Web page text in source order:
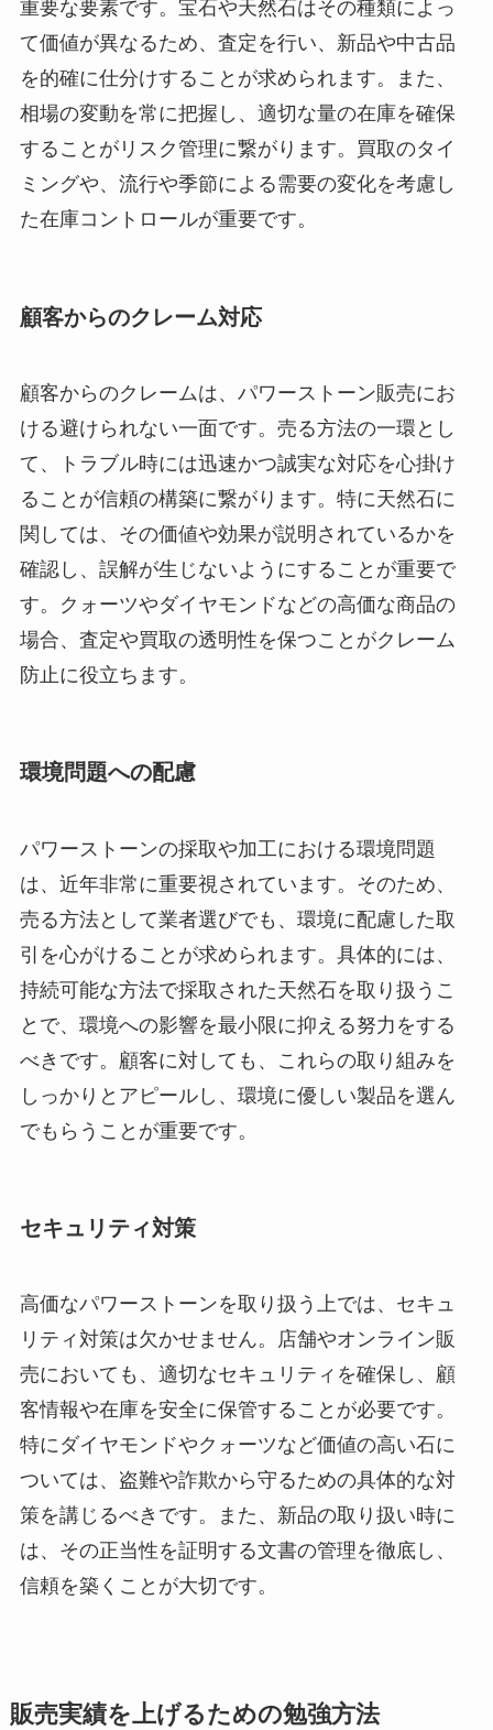
重要な要素です。宝石や天然石はその種類によっ
て価値が異なるため、査定を行い、新品や中古品
を的確に仕分けすることが求められます。また、
相場の変動を常に把握し、適切な量の在庫を確保
することがリスク管理に繋がります。買取のタイ
ミングや、流行や季節による需要の変化を考慮し
た在庫コントロールが重要です。
顧客からのクレーム対応
顧客からのクレームは、パワーストーン販売にお
ける避けられない一面です。売る方法の一環とし
て、トラブル時には迅速かつ誠実な対応を心掛け
ることが信頼の構築に繋がります。特に天然石に
関しては、その価値や効果が説明されているかを
確認し、誤解が生じないようにすることが重要で
す。クォーツやダイヤモンドなどの高価な商品の
場合、査定や買取の透明性を保つことがクレーム
防止に役立ちます。
環境問題への配慮
パワーストーンの採取や加工における環境問題
は、近年非常に重要視されています。そのため、
売る方法として業者選びでも、環境に配慮した取
引を心がけることが求められます。具体的には、
持続可能な方法で採取された天然石を取り扱うこ
とで、環境への影響を最小限に抑える努力をする
べきです。顧客に対しても、これらの取り組みを
しっかりとアピールし、環境に優しい製品を選ん
でもらうことが重要です。
セキュリティ対策
高価なパワーストーンを取り扱う上では、セキュ
リティ対策は欠かせません。店舗やオンライン販
売においても、適切なセキュリティを確保し、顧
客情報や在庫を安全に保管することが必要です。
特にダイヤモンドやクォーツなど価値の高い石に
ついては、盗難や詐欺から守るための具体的な対
策を講じるべきです。また、新品の取り扱い時に
は、その正当性を証明する文書の管理を徹底し、
信頼を築くことが大切です。
販売実績を上げるための勉強方法